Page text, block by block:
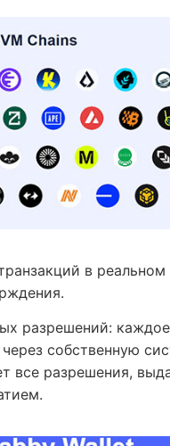
в
разрешений:
собственную
все разрешения,